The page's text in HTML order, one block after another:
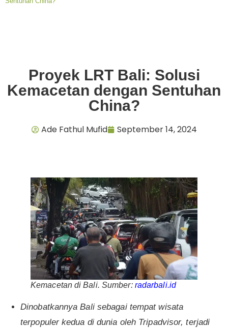
Proyek LRT Bali: Solusi
Kemacetan dengan Sentuhan
China?
Ade Fathul Mufid September 14, 2024
Kemacetan di Bali. Sumber: radarbali.id
Dinobatkannya Bali sebagai tempat wisata
terpopuler kedua di dunia oleh Tripadvisor, terjadi